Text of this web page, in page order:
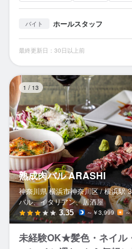
バイト ホールスタッフ
最終更新日：30日以上前
1 / 13
熟成肉バル ARASHI
神奈川県 横浜市神奈川区 / 横浜駅
バル、イタリアン、居酒屋
3.35 ～￥3,999
未経験OK★髪色・ネイル